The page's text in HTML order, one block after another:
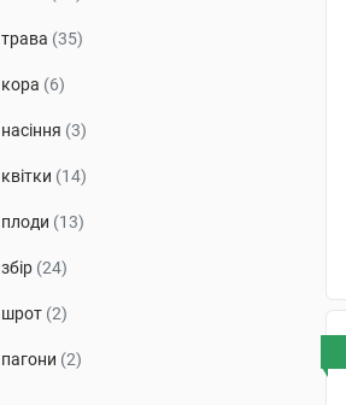
трава (35)
кора (6)
насіння (3)
квітки (14)
плоди (13)
збір (24)
шрот (2)
пагони (2)